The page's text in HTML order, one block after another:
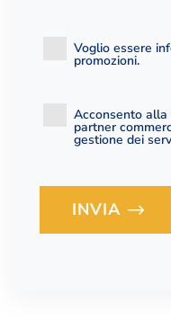
Voglio essere
promozioni.
Acconsento alla
partner
gestione dei
INVIA